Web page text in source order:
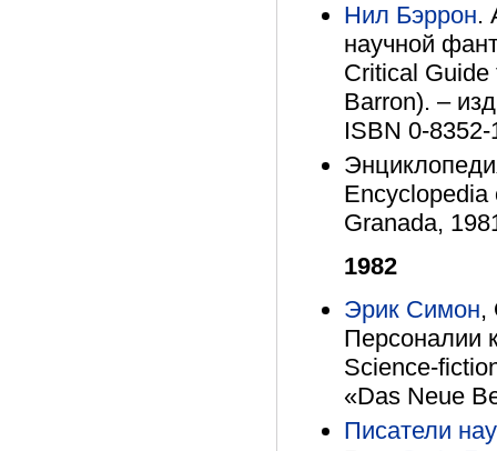
Нил Бэррон.
научной
Critical
Barron). –
ISBN 0-8352-
Encyclopedia
Granada,
1982
Эрик Симон,
Персоналии
Science-
«Das Neue
Писатели